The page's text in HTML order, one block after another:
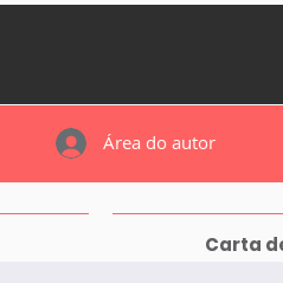
Área do autor
Carta